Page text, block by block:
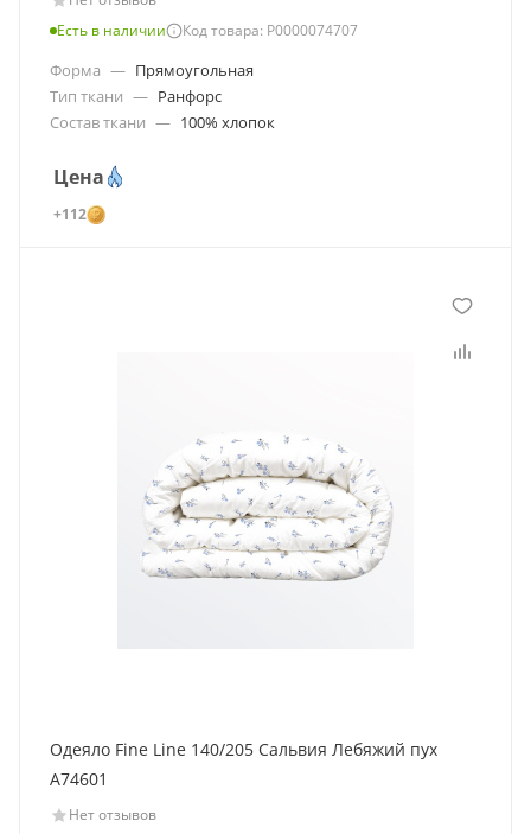
Есть в наличии
Код товара: Р0000074707
Форма — Прямоугольная
Тип ткани — Ранфорс
Состав ткани — 100% хлопок
Цена
+112
Одеяло Fine Line 140/205 Сальвия Лебяжий пух
A74601
Нет отзывов